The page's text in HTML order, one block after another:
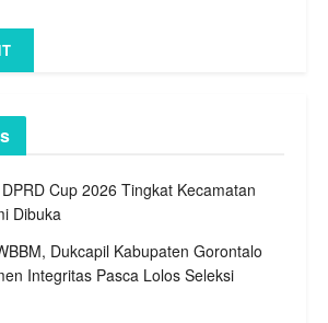
Cup 2026 Tingkat Kecamatan
Dibuka
Dukcapil Kabupaten Gorontalo
Integritas Pasca Lolos Seleksi